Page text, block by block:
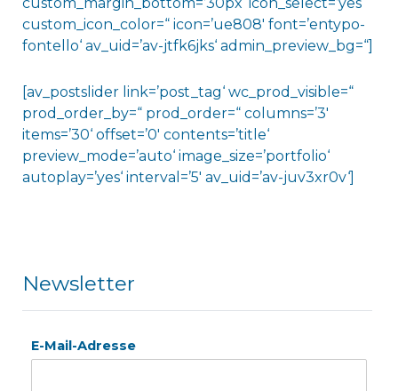
custom_icon_color=“ icon=’ue808′ font=’entypo-
fontello‘ av_uid=’av-jtfk6jks‘ admin_preview_bg=“]
[av_postslider link=’post_tag‘ wc_prod_visible=“
prod_order_by=“ prod_order=“ columns=’3′
items=’30‘ offset=’0′ contents=’title‘
preview_mode=’auto‘ image_size=’portfolio‘
autoplay=’yes‘ interval=’5′ av_uid=’av-juv3xr0v‘]
Newsletter
E-Mail-Adresse